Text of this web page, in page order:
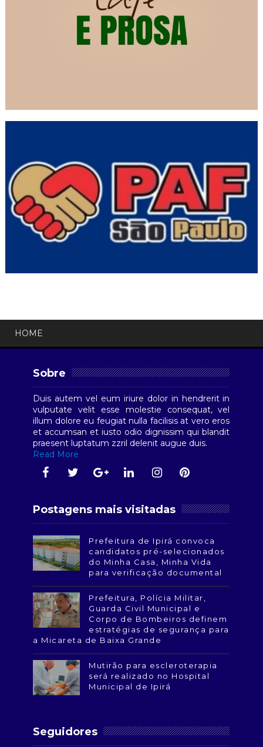
HOME
Sobre
Duis autem vel eum iriure dolor in hendrerit in
vulputate velit esse molestie consequat, vel
illum dolore eu feugiat nulla facilisis at vero eros
et accumsan et iusto odio dignissim qui blandit
praesent luptatum zzril delenit augue duis.
Read More
Postagens mais visitadas
Prefeitura de Ipirá convoca
candidatos pré-selecionados
do Minha Casa, Minha Vida
para verificação documental
Prefeitura, Polícia Militar,
Guarda Civil Municipal e
Corpo de Bombeiros definem
estratégias de segurança para
a Micareta de Baixa Grande
Mutirão para escleroterapia
será realizado no Hospital
Municipal de Ipirá
Seguidores